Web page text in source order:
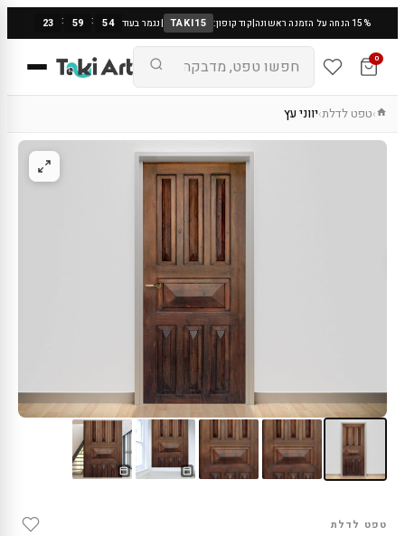
15% הנחה על הזמנה ראשונה |קוד קופון: TAKI15
|נגמר בעוד 23 : 59 : 53
0
›טפט לדלת›יווני עץ
טפט לדלת